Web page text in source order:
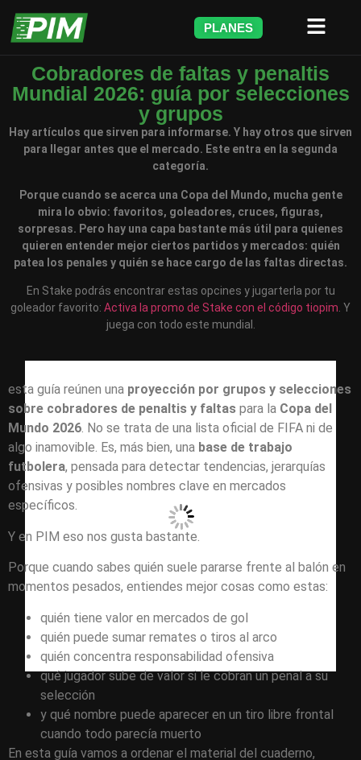
PLANES
Cobradores de faltas y penaltis
Mundial 2026: guía por selecciones
y grupos
Hay artículos que sirven para informarse. Y hay otros que sirven
para llegar antes que el mercado. Este entra en la segunda
categoría.
Porque cuando se acerca una Copa del Mundo, mucha gente
mira lo obvio: favoritos, goleadores, cruces, figuras,
sorpresas. Pero hay una capa bastante más útil para quienes
quieren entender mejor ciertos partidos y mercados: quién
patea los penales y quién se hace cargo de las faltas directas.
En Stake podrás encontrar estas opcines y jugarterla por tu
goleador favorito: Activa la promo de Stake con el código tiopim . Y
juega con todo este mundial.
esta guía reúnen una proyección por grupos y selecciones
sobre cobradores de penaltis y faltas para la Copa del
Mundo 2026. No se trata de una lista oficial de FIFA ni de
algo inamovible. Es, más bien, una base de trabajo
futbolera, pensada para detectar tendencias, jerarquías
ofensivas y posibles nombres clave en mercados
específicos.
Y en PIM eso nos gusta bastante.
Porque cuando sabes quién suele pararse frente al balón en
momentos pesados, entiendes mejor cosas como estas:
quién tiene valor en mercados de gol
quién puede sumar remates o tiros al arco
quién concentra responsabilidad ofensiva
qué jugador sube de valor si le cobran un penal a su
selección
y qué nombre puede aparecer en un tiro libre frontal
cuando todo parecía muerto
En esta guía vamos a ordenar el material del cuaderno,